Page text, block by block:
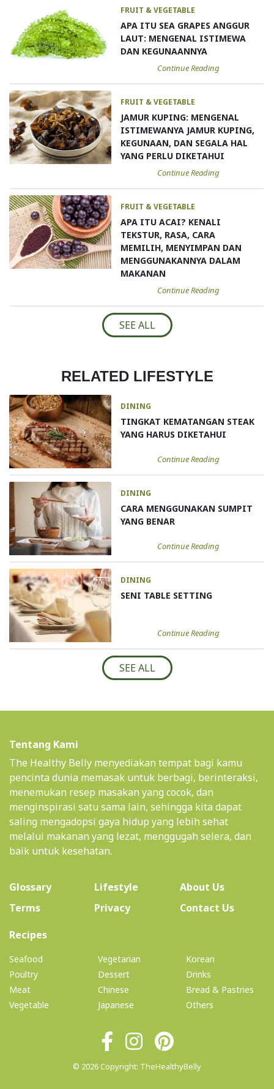
FRUIT & VEGETABLE
APA ITU SEA GRAPES ANGGUR
LAUT: MENGENAL ISTIMEWA
DAN KEGUNAANNYA
Continue Reading
FRUIT & VEGETABLE
JAMUR KUPING: MENGENAL
ISTIMEWANYA JAMUR KUPING,
KEGUNAAN, DAN SEGALA HAL
YANG PERLU DIKETAHUI
Continue Reading
FRUIT & VEGETABLE
APA ITU ACAI? KENALI
TEKSTUR, RASA, CARA
MEMILIH, MENYIMPAN DAN
MENGGUNAKANNYA DALAM
MAKANAN
Continue Reading
SEE ALL
RELATED LIFESTYLE
DINING
TINGKAT KEMATANGAN STEAK
YANG HARUS DIKETAHUI
Continue Reading
DINING
CARA MENGGUNAKAN SUMPIT
YANG BENAR
Continue Reading
DINING
SENI TABLE SETTING
Continue Reading
SEE ALL
Tentang Kami
The Healthy Belly menyediakan tempat bagi kamu
pencinta dunia memasak untuk berbagi, berinteraksi,
menemukan resep masakan yang cocok, dan
menginspirasi satu sama lain, sehingga kita dapat
saling mengadopsi gaya hidup yang lebih sehat
melalui makanan yang lezat, menggugah selera, dan
baik untuk kesehatan.
Glossary Lifestyle About Us(current)
Terms
Privacy
Contact Us
Recipes(current)
Seafood
Poultry
Meat
Vegetable
Vegetarian
Dessert
Chinese
Japanese
Korean
Drinks
Bread & Pastries
Others
© 2026 Copyright: TheHealthyBelly